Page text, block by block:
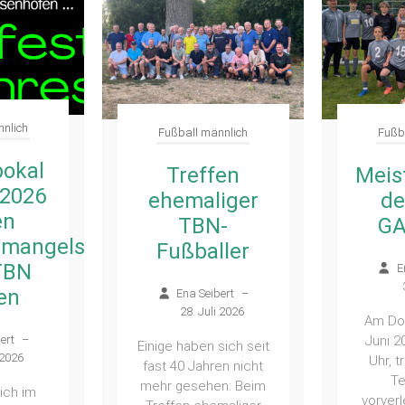
seit
nicht
Beim
Fußball männlich
Meisterschaft
der SGM
GANR D1
3. Juli 2026
Juni 2026 um 18:15
Uhr, trat unser D1-
Team zum
vorverlegten letzten